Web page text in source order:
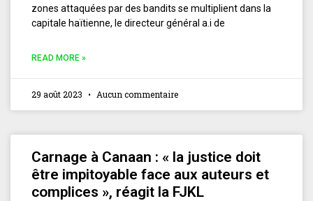
zones attaquées par des bandits se multiplient dans la
capitale haïtienne, le directeur général a.i de
READ MORE »
29 août 2023 Aucun commentaire
Carnage à Canaan : « la justice doit
être impitoyable face aux auteurs et
complices », réagit la FJKL